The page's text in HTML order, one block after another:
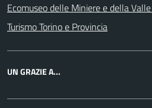
Ecomuseo delle Miniere e della
Turismo Torino e Provincia
UN GRAZIE A...